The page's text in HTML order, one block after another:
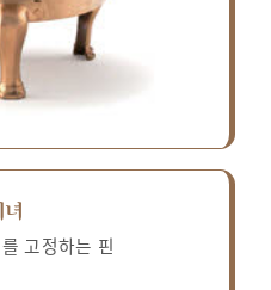
녀
고정하는 핀